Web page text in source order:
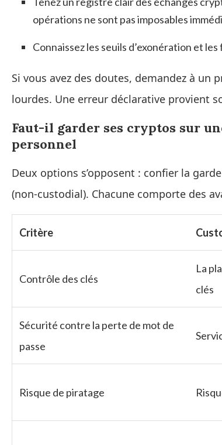
opérations ne sont pas imposables
Connaissez les seuils d’exonération et
Si vous avez des doutes, demandez à
lourdes. Une erreur déclarative provient
Faut-il garder ses cryptos sur
personnel
Deux options s’opposent : confier la
(non-custodial). Chacune comporte des
Critère
Contrôle des clés
La
clés
Sécurité contre la perte de mot de
passe
Risque de piratage